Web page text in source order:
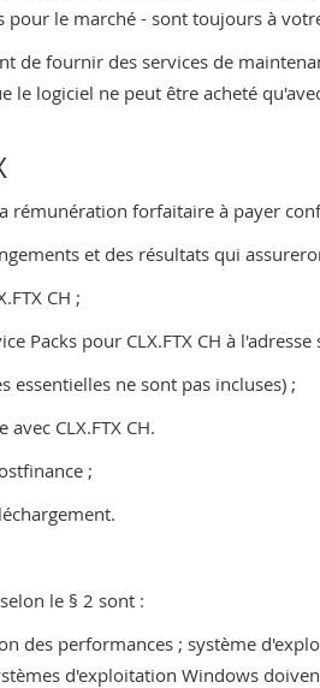
le marché - sont toujours à
de fournir des services de
le logiciel ne peut être acheté
rémunération forfaitaire à payer
et des résultats qui
CH ;
Packs pour CLX.FTX CH à l'adresse
ne sont pas incluses) ;
CLX.FTX CH.
;
le § 2 sont :
des performances ; système
d'exploitation Windows